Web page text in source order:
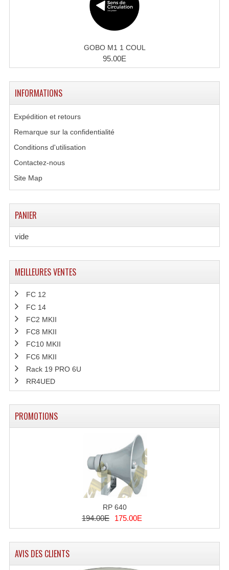
Nos Occasions Et Stock B
Les Occasions
Notre Stock B
GOBO M1 1 COUL
95.00E
INFORMATIONS
Expédition et retours
Remarque sur la confidentialité
Conditions d'utilisation
Contactez-nous
Site Map
PANIER
vide
MEILLEURES VENTES
FC 12
FC 14
FC2 MKII
FC8 MKII
FC10 MKII
FC6 MKII
Rack 19 PRO 6U
RR4UED
PROMOTIONS
RP 640
194.00E 175.00E
AVIS DES CLIENTS